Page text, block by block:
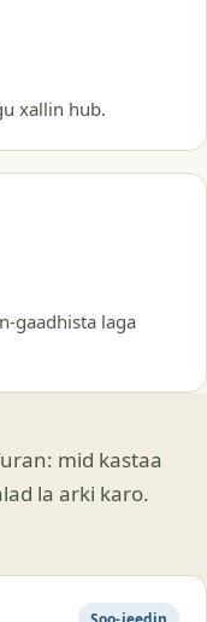
xallin hub.
gaadhista laga
mid kastaa
la arki karo.
Soo-jeedin